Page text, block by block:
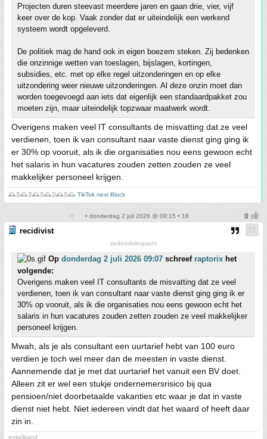
Projecten duren steevast meerdere jaren en gaan drie, vier, vijf
keer over de kop. Vaak zonder dat er uiteindelijk een werkend
systeem wordt opgeleverd.
De politiek mag de hand ook in eigen boezem steken. Zij bedenken
die onzinnige wetten van toeslagen, bijslagen, kortingen,
subsidies, etc. met op elke regel uitzonderingen en op elke
uitzondering weer nieuwe uitzonderingen. Al deze onzin moet dan
worden toegevoegd aan iets dat eigenlijk een standaardpakket zou
moeten zijn, maar uiteindelijk topzwaar maatwerk wordt.
Overigens maken veel IT consultants de misvatting dat ze veel
verdienen, toen ik van consultant naar vaste dienst ging ging ik
er 30% op vooruit, als ik die organisaties nou eens gewoon echt
het salaris in hun vacatures zouden zetten zouden ze veel
makkelijker personeel krijgen.
🕰️₿🕰️₿🕰️₿🕰️₿🕰️₿🕰️ TikTok next Block
• donderdag 2 juli 2026 @ 09:15 • 18
recidivist
zedendelinquent
Op donderdag 2 juli 2026 09:07 schreef raptorix het
volgende:
Overigens maken veel IT consultants de misvatting dat ze veel
verdienen, toen ik van consultant naar vaste dienst ging ging ik er
30% op vooruit, als ik die organisaties nou eens gewoon echt het
salaris in hun vacatures zouden zetten zouden ze veel makkelijker
personeel krijgen.
Mwah, als je als consultant een uurtarief hebt van 100 euro
verdien je toch wel meer dan de meesten in vaste dienst.
Aannemende dat je met dat uurtarief het vanuit een BV doet.
Alleen zit er wel een stukje ondernemersrisico bij qua
pensioen/niet doorbetaalde vakanties etc waar je dat in vaste
dienst niet hebt. Niet iedereen vindt dat het waard of heeft daar
zin in.
enkelband